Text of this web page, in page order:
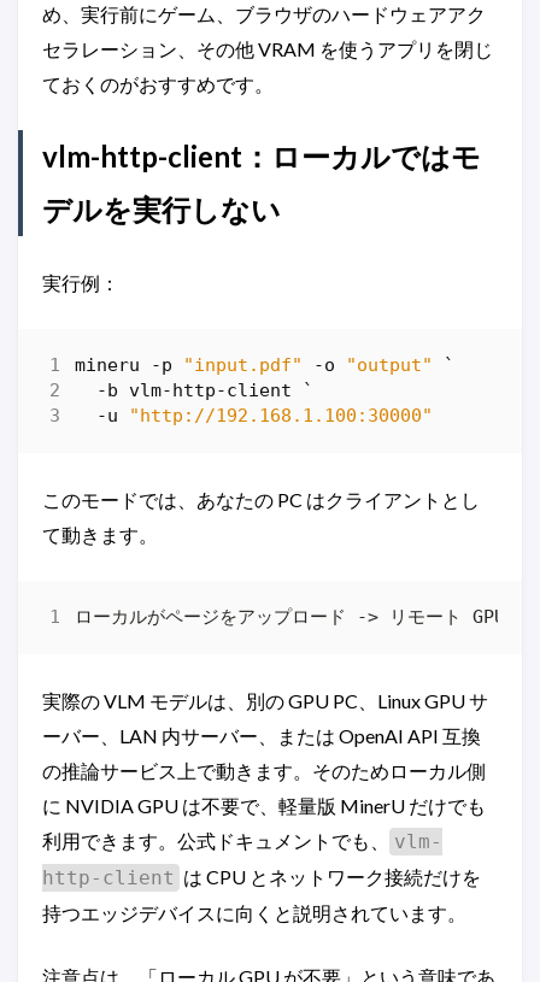
め、実行前にゲーム、ブラウザのハードウェアアク
セラレーション、その他 VRAM を使うアプリを閉じ
ておくのがおすすめです。
vlm-http-client：ローカルではモ
デルを実行しない
実行例：
mineru -p "input.pdf" -o "output"
`
-b vlm-http-client
`
-u
"http://192.168.1.100:30000"
このモードでは、あなたの PC はクライアントとし
て動きます。
実際の VLM モデルは、別の GPU PC、Linux GPU サ
ーバー、LAN 内サーバー、または OpenAI API 互換
の推論サービス上で動きます。そのためローカル側
に NVIDIA GPU は不要で、軽量版 MinerU だけでも
利用できます。公式ドキュメントでも、
vlm-
http-client は CPU とネットワーク接続だけを
持つエッジデバイスに向くと説明されています。
注意点は、「ローカル GPU が不要」という意味であ